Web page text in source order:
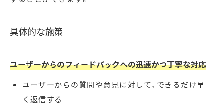
具体的な施策
ユーザーからのフィードバックへの迅速かつ丁寧な対応
ユーザーからの質問や意見に対して、できるだけ早
く返信する